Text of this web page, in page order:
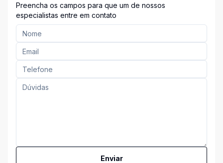
Preencha os campos para que um de nossos
especialistas entre em contato
Enviar